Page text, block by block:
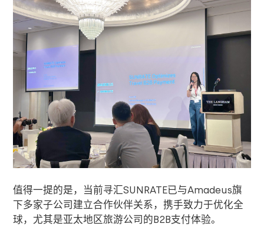
值得一提的是，当前寻汇SUNRATE已与Amadeus旗
下多家子公司建立合作伙伴关系，携手致力于优化全
球，尤其是亚太地区旅游公司的B2B支付体验。